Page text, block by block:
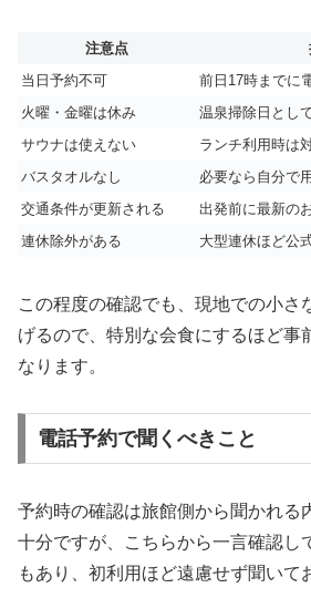
注意点
当日予約不可
前日17時までに
火曜・金曜は休み
温泉掃除日とし
サウナは使えない
ランチ利用時は
バスタオルなし
必要なら自分で
交通条件が更新される
出発前に最新の
連休除外がある
大型連休ほど公
この程度の確認でも、現地での小さ
げるので、特別な会食にするほど事
なります。
電話予約で聞くべきこと
予約時の確認は旅館側から聞かれる
十分ですが、こちらから一言確認し
もあり、初利用ほど遠慮せず聞いて